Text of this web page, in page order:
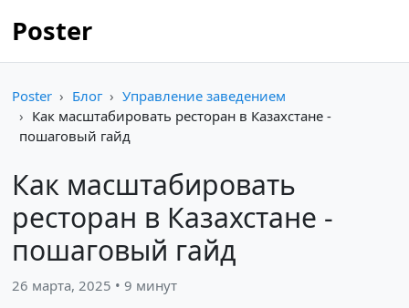
Poster
Poster Блог
Управление заведением
Как масштабировать ресторан в Казахстане -
пошаговый гайд
Как масштабировать
ресторан в Казахстане -
пошаговый гайд
26 марта, 2025 • 9 минут